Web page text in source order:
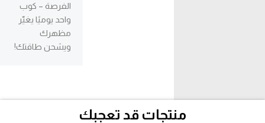
الفرصة – كوب
واحد يوميًا يغيّر
مظهرك
ويشحن طاقتك!
منتجات قد تعجبك